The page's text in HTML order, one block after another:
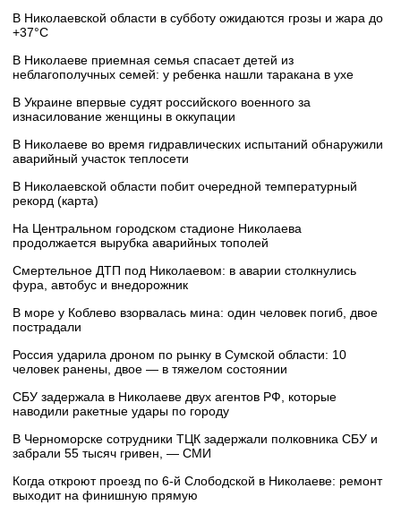
В Николаевской области в субботу ожидаются грозы и жара до
+37°C
В Николаеве приемная семья спасает детей из
неблагополучных семей: у ребенка нашли таракана в ухе
В Украине впервые судят российского военного за
изнасилование женщины в оккупации
В Николаеве во время гидравлических испытаний обнаружили
аварийный участок теплосети
В Николаевской области побит очередной температурный
рекорд (карта)
На Центральном городском стадионе Николаева
продолжается вырубка аварийных тополей
Смертельное ДТП под Николаевом: в аварии столкнулись
фура, автобус и внедорожник
В море у Коблево взорвалась мина: один человек погиб, двое
пострадали
Россия ударила дроном по рынку в Сумской области: 10
человек ранены, двое — в тяжелом состоянии
СБУ задержала в Николаеве двух агентов РФ, которые
наводили ракетные удары по городу
В Черноморске сотрудники ТЦК задержали полковника СБУ и
забрали 55 тысяч гривен, — СМИ
Когда откроют проезд по 6-й Слободской в Николаеве: ремонт
выходит на финишную прямую